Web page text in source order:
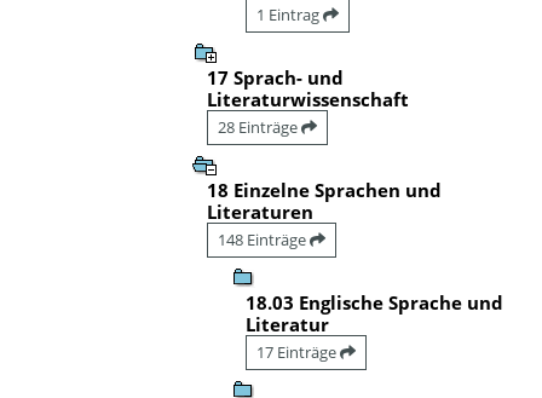
1 Eintrag
17 Sprach- und
Literaturwissenschaft
28 Einträge
18 Einzelne Sprachen und
Literaturen
148 Einträge
18.03 Englische Sprache und
Literatur
17 Einträge